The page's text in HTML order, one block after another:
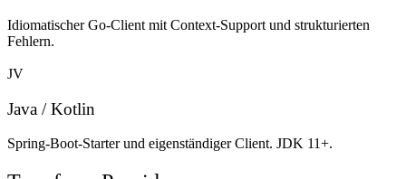
Idiomatischer Go-Client mit Context-Support und strukturierten
Fehlern.
JV
Java / Kotlin
Spring-Boot-Starter und eigenständiger Client. JDK 11+.